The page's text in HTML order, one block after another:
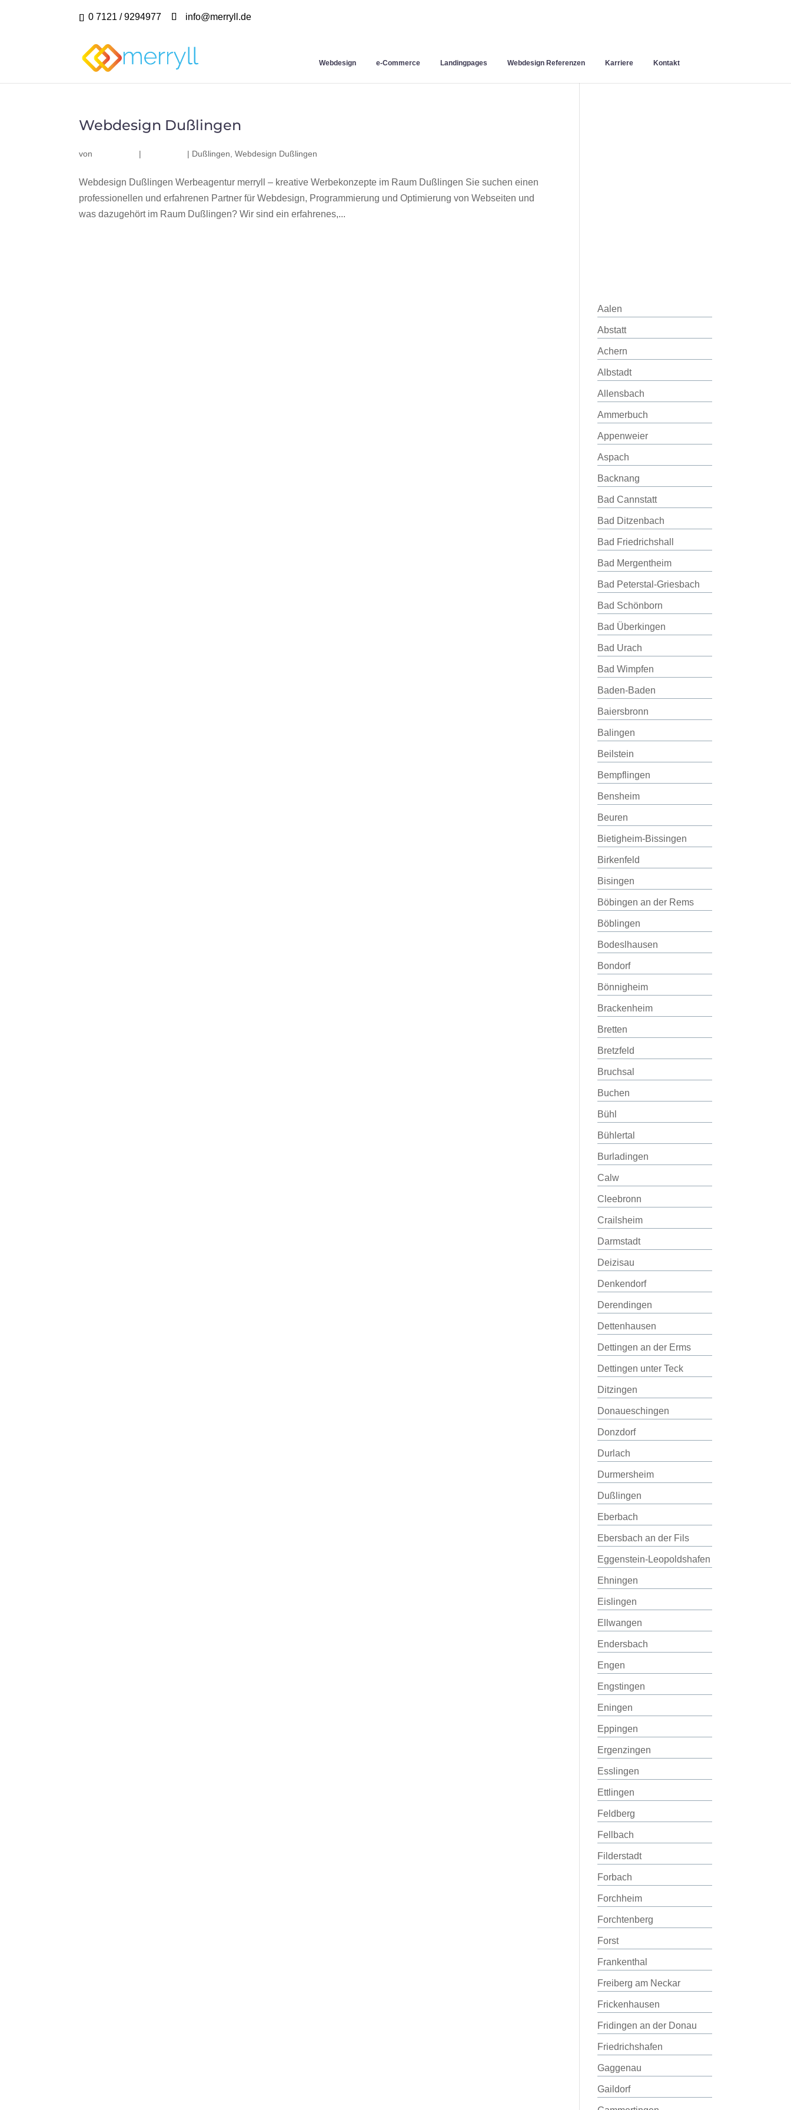
0 7121 / 9294977 info@merryll.de
Webdesign e-Commerce Landingpages Webdesign Referenzen Karriere Kontakt
Webdesign Dußlingen
von | | Dußlingen ,Webdesign Dußlingen
Webdesign Dußlingen Werbeagentur merryll – kreative Werbekonzepte im Raum Dußlingen Sie suchen einen
professionellen und erfahrenen Partner für Webdesign, Programmierung und Optimierung von Webseiten und
was dazugehört im Raum Dußlingen? Wir sind ein erfahrenes,...
Aalen
Abstatt
Achern
Albstadt
Allensbach
Ammerbuch
Appenweier
Aspach
Backnang
Bad Cannstatt
Bad Ditzenbach
Bad Friedrichshall
Bad Mergentheim
Bad Peterstal-Griesbach
Bad Schönborn
Bad Überkingen
Bad Urach
Bad Wimpfen
Baden-Baden
Baiersbronn
Balingen
Beilstein
Bempflingen
Bensheim
Beuren
Bietigheim-Bissingen
Birkenfeld
Bisingen
Böbingen an der Rems
Böblingen
Bodeslhausen
Bondorf
Bönnigheim
Brackenheim
Bretten
Bretzfeld
Bruchsal
Buchen
Bühl
Bühlertal
Burladingen
Calw
Cleebronn
Crailsheim
Darmstadt
Deizisau
Denkendorf
Derendingen
Dettenhausen
Dettingen an der Erms
Dettingen unter Teck
Ditzingen
Donaueschingen
Donzdorf
Durlach
Durmersheim
Dußlingen
Eberbach
Ebersbach an der Fils
Eggenstein-Leopoldshafen
Ehningen
Eislingen
Ellwangen
Endersbach
Engen
Engstingen
Eningen
Eppingen
Ergenzingen
Esslingen
Ettlingen
Feldberg
Fellbach
Filderstadt
Forbach
Forchheim
Forchtenberg
Forst
Frankenthal
Freiberg am Neckar
Frickenhausen
Fridingen an der Donau
Friedrichshafen
Gaggenau
Gaildorf